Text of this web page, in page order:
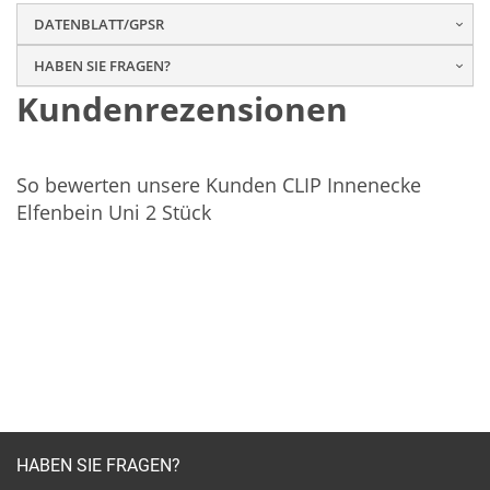
DATENBLATT/GPSR
HABEN SIE FRAGEN?
Kundenrezensionen
So bewerten unsere Kunden CLIP Innenecke
Elfenbein Uni 2 Stück
HABEN SIE FRAGEN?